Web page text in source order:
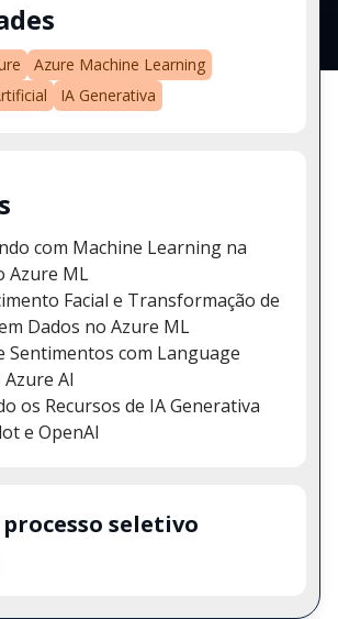
Azure Machine Learning
IA Generativa
com Machine Learning na
Azure ML
Facial e Transformação de
Dados no Azure ML
Sentimentos com Language
AI
os Recursos de IA Generativa
e OpenAI
processo seletivo